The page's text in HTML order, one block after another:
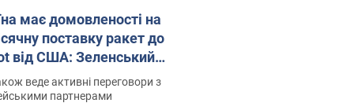
має домовленості на
поставку ракет до
від США: Зеленський
подробиці
веде активні переговори з
партнерами